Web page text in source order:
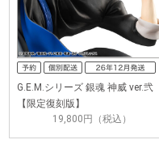
G.E.M.シリーズ 銀魂 神威 ver.弐
【限定復刻版】
19,800円（税込）